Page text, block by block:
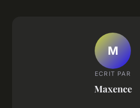
M
ECRIT PAR
Maxence